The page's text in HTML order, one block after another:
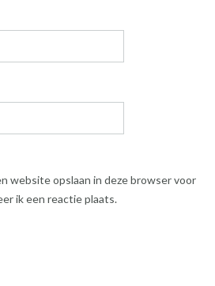
website opslaan in deze browser voor
ik een reactie plaats.